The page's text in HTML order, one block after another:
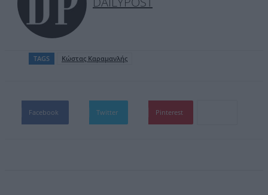
TAGS Κώστας Καραμανλής
Facebook Twitter Pinterest